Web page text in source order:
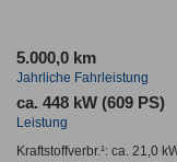
5.000,0 km
Jahrliche Fahrleistung
ca. 448 kW (609 PS)
Leistung
Kraftstoffverbr.¹: ca. 21,0